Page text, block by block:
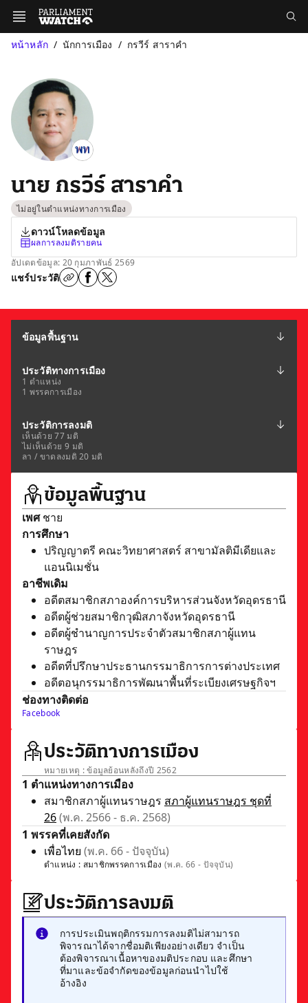
หน้าหลัก นักการเมือง กรวีร์ สาราคำ
นาย กรวีร์ สาราคำ
ไม่อยู่ในตำแหน่งทางการเมือง
ดาวน์โหลดข้อมูล
ผลการลงมติรายคน
อัปเดตข้อมูล: 20 กุมภาพันธ์ 2569
แชร์ประวัติ
ข้อมูลพื้นฐาน
ประวัติทางการเมือง
1 ตำแหน่ง
1 พรรคการเมือง
ประวัติการลงมติ
เห็นด้วย 77 มติ
ไม่เห็นด้วย 9 มติ
ลา / ขาดลงมติ 20 มติ
ข้อมูลพื้นฐาน
เพศชาย
การศึกษา
ปริญญาตรี คณะวิทยาศาสตร์ สาขามัลติมีเดียและ
แอนนิเมชั่น
อาชีพเดิม
อดีตสมาชิกสภาองค์การบริหารส่วนจังหวัดอุดรธานี
อดีตผู้ช่วยสมาชิกวุฒิสภาจังหวัดอุดรธานี
อดีตผู้ชำนาญการประจำตัวสมาชิกสภาผู้แทน
ราษฎร
อดีตที่ปรึกษาประธานกรรมาธิการการต่างประเทศ
อดีตอนุกรรมาธิการพัฒนาพื้นที่ระเบียงเศรษฐกิจฯ
ช่องทางติดต่อ
Facebook
ประวัติทางการเมือง
หมายเหตุ : ข้อมูลย้อนหลังถึงปี 2562
1 ตำแหน่งทางการเมือง
สมาชิกสภาผู้แทนราษฎร สภาผู้แทนราษฎร ชุดที่
26(พ.ค. 2566 - ธ.ค. 2568)
1 พรรคที่เคยสังกัด
เพื่อไทย (พ.ค. 66 - ปัจจุบัน)
ตำแหน่ง : สมาชิกพรรคการเมือง(พ.ค. 66 - ปัจจุบัน)
ประวัติการลงมติ
การประเมินพฤติกรรมการลงมติไม่สามารถ
พิจารณาได้จากชื่อมติเพียงอย่างเดียว จำเป็น
ต้องพิจารณาเนื้อหาของมติประกอบ และศึกษา
ที่มาและข้อจำกัดของข้อมูลก่อนนำไปใช้
อ้างอิง